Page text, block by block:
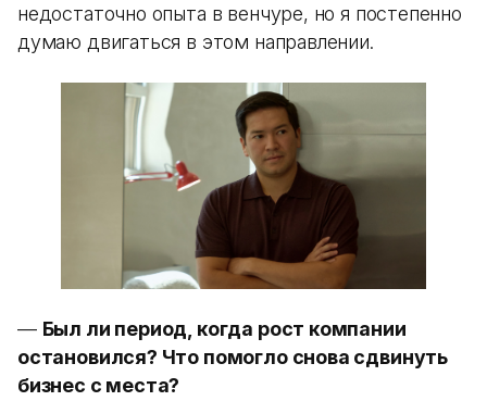
недостаточно опыта в венчуре, но я постепенно
думаю двигаться в этом направлении.
— Был ли период, когда рост компании
остановился? Что помогло снова сдвинуть
бизнес с места?